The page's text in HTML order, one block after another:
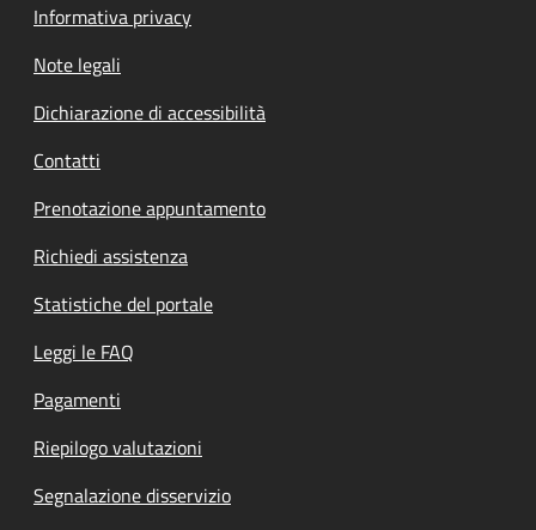
Informativa privacy
Note legali
Dichiarazione di accessibilità
Contatti
Prenotazione appuntamento
Richiedi assistenza
Statistiche del portale
Leggi le FAQ
Pagamenti
Riepilogo valutazioni
Segnalazione disservizio